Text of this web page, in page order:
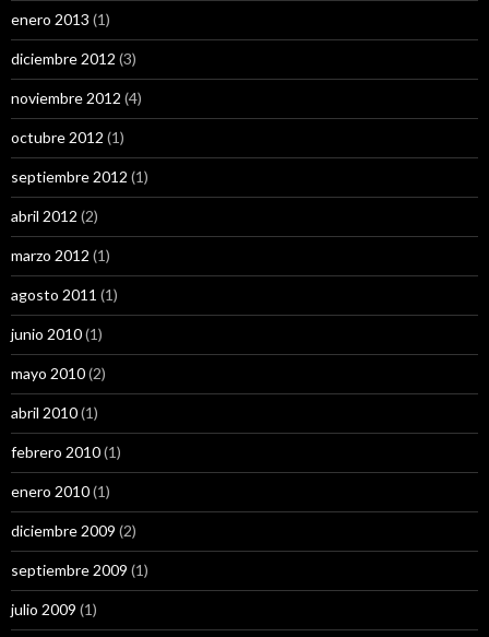
enero 2013 (1)
diciembre 2012 (3)
noviembre 2012 (4)
octubre 2012 (1)
septiembre 2012 (1)
abril 2012 (2)
marzo 2012 (1)
agosto 2011 (1)
junio 2010(1)
mayo 2010(2)
abril 2010(1)
febrero 2010(1)
enero 2010(1)
diciembre 2009 (2)
septiembre 2009 (1)
julio 2009 (1)